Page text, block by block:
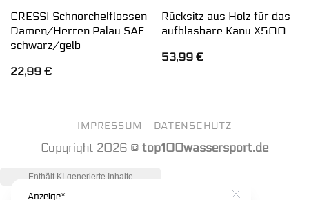
CRESSI Schnorchelflossen
Damen/Herren Palau SAF
schwarz/gelb
22,99 €
Rücksitz aus Holz für das
aufblasbare Kanu X500
53,99 €
IMPRESSUM DATENSCHUTZ
Copyright 2026 © top100wassersport.de
Anzeige*